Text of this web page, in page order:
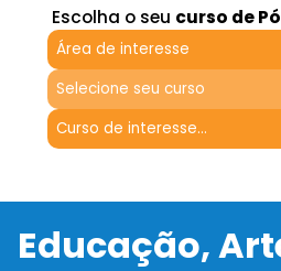
Escolha o seu curso de
Área de interesse
Selecione seu curso
Educação,